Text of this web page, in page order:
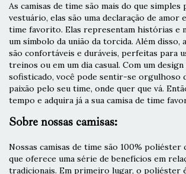
As camisas de time são mais do que simples
vestuário, elas são uma declaração de amor
time favorito. Elas representam histórias e
um símbolo da união da torcida. Além disso,
são confortáveis e duráveis, perfeitas para
treinos ou em um dia casual. Com um
sofisticado, você pode sentir-se orgulhoso
paixão pelo seu time, onde quer que vá.
tempo e adquira já a sua camisa de time
Sobre nossas camisas:
Nossas camisas de time são 100% poliéster
que oferece uma série de benefícios em
tradicionais. Em primeiro lugar, o poliéster